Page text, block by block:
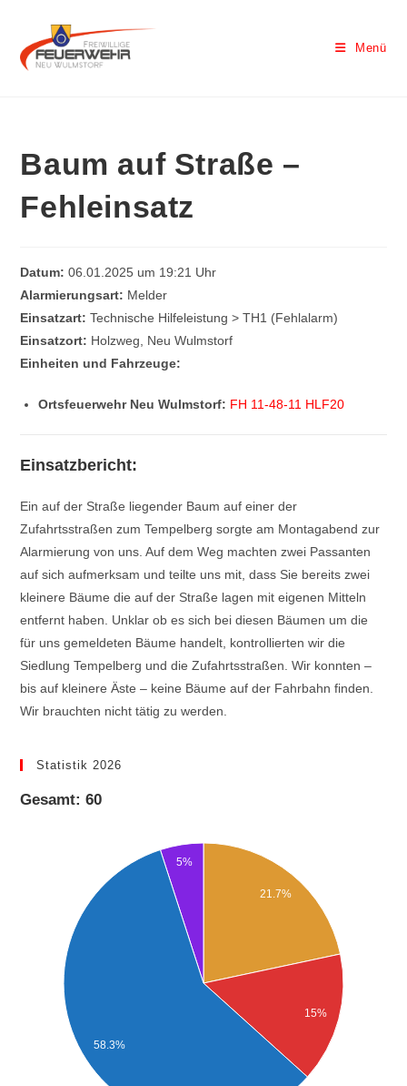
Menü
Baum auf Straße –
Fehleinsatz
Datum: 06.01.2025 um 19:21 Uhr
Alarmierungsart: Melder
Einsatzart: Technische Hilfeleistung > TH1 (Fehlalarm)
Einsatzort: Holzweg, Neu Wulmstorf
Einheiten und Fahrzeuge:
Ortsfeuerwehr Neu Wulmstorf: FH 11-48-11 HLF20
Einsatzbericht:
Ein auf der Straße liegender Baum auf einer der
Zufahrtsstraßen zum Tempelberg sorgte am Montagabend zur
Alarmierung von uns. Auf dem Weg machten zwei Passanten
auf sich aufmerksam und teilte uns mit, dass Sie bereits zwei
kleinere Bäume die auf der Straße lagen mit eigenen Mitteln
entfernt haben. Unklar ob es sich bei diesen Bäumen um die
für uns gemeldeten Bäume handelt, kontrollierten wir die
Siedlung Tempelberg und die Zufahrtsstraßen. Wir konnten –
bis auf kleinere Äste – keine Bäume auf der Fahrbahn finden.
Wir brauchten nicht tätig zu werden.
Statistik 2026
Gesamt: 60
21.7%
15%
5%
58.3%